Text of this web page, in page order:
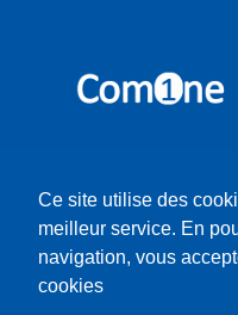
Ce site utilise des
meilleur service. En
navigation, vous
cookies